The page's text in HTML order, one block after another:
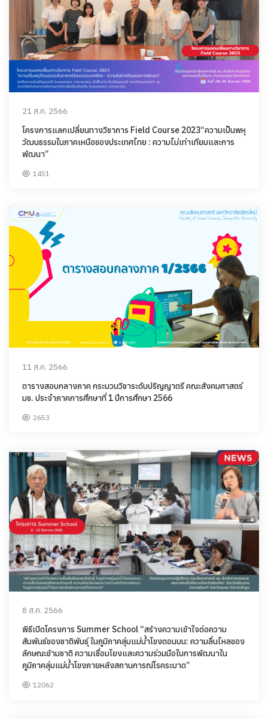
21 ส.ค. 2566
โครงการแลกเปลี่ยนทางวิชาการ Field Course 2023“ความเป็นพหุ
วัฒนธรรมในภาคเหนือของประเทศไทย : ความไม่เท่าเทียมและการ
พัฒนา”
1451
11 ส.ค. 2566
ตารางสอบกลางภาค กระบวนวิชาระดับปริญญาตรี คณะสังคมศาสตร์
มช. ประจำภาคการศึกษาที่ 1 ปีการศึกษา 2566
2653
8 ส.ค. 2566
พิธีเปิดโครงการ Summer School “สร้างความเข้าใจต่อความ
สัมพันธ์ของชาติพันธ์ุ ในภูมิภาคลุ่มแม่น้ำโขงตอนบน: ความลื่นไหลของ
ลักษณะข้ามชาติ ความเชื่อมโยงและความร่วมมือในการพัฒนาใน
ภูมิภาคลุ่มแม่น้ำโขงภายหลังสถานการณ์โรคระบาด”
12062